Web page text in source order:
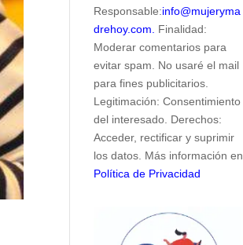
Responsable:info@mujeryma
drehoy.com.
Finalidad:
Moderar comentarios para
evitar spam. No usaré el mail
para fines publicitarios.
Legitimación: Consentimiento
del interesado. Derechos:
Acceder, rectificar y suprimir
los datos. Más información en
Política de Privacidad